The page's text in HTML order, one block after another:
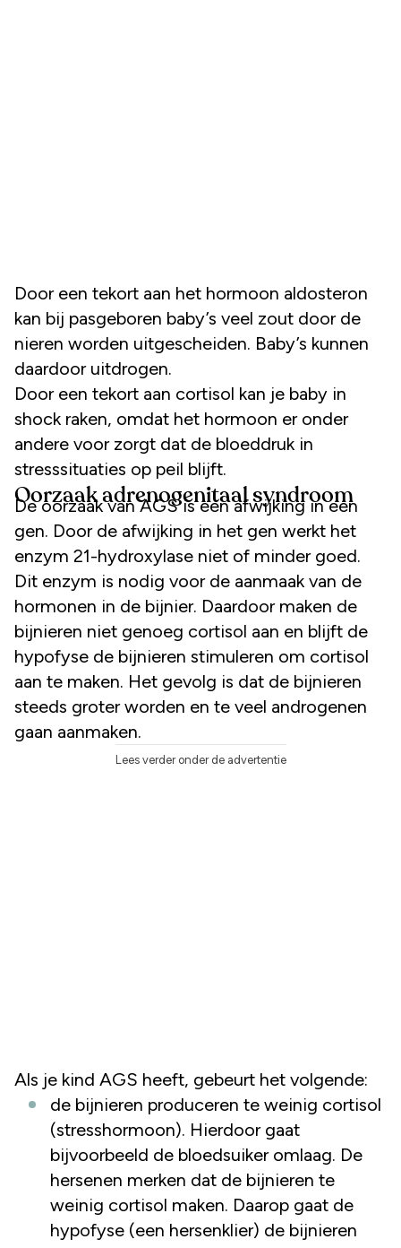
Door een tekort aan het hormoon aldosteron
kan bij pasgeboren baby’s veel zout door de
nieren worden uitgescheiden. Baby’s kunnen
daardoor uitdrogen.
Door een tekort aan cortisol kan je baby in
shock raken, omdat het hormoon er onder
andere voor zorgt dat de bloeddruk in
stresssituaties op peil blijft.
Oorzaak adrenogenitaal syndroom
De oorzaak van AGS is een afwijking in een
gen. Door de afwijking in het gen werkt het
enzym 21-hydroxylase niet of minder goed.
Dit enzym is nodig voor de aanmaak van de
hormonen in de bijnier. Daardoor maken de
bijnieren niet genoeg cortisol aan en blijft de
hypofyse de bijnieren stimuleren om cortisol
aan te maken. Het gevolg is dat de bijnieren
steeds groter worden en te veel androgenen
gaan aanmaken.
Lees verder onder de advertentie
Als je kind AGS heeft, gebeurt het volgende:
de bijnieren produceren te weinig cortisol
(stresshormoon). Hierdoor gaat
bijvoorbeeld de bloedsuiker omlaag. De
hersenen merken dat de bijnieren te
weinig cortisol maken. Daarop gaat de
hypofyse (een hersenklier) de bijnieren